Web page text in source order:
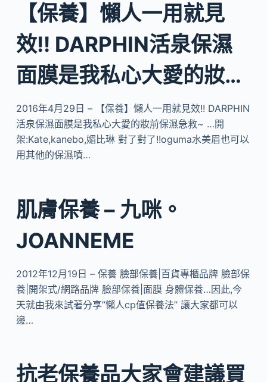
【保養】懶人一用就見
效!! DARPHIN活泉保濕
面膜是我私心大愛的妝…
2016年4月29日 – 【保養】懶人一用就見效!! DARPHIN
活泉保濕面膜是我私心大愛的妝前保濕急救~ …開
架:Kate,kanebo,媚比琳 對了對了!!oguma水美眉也可以
用其他的保濕噴…
肌膚保養 – 九咪。
JOANNEME
2012年12月19日 – 保養 臉部保養|百貨專櫃品牌 臉部保
養|開架式/網路品牌 臉部保養|面膜 身體保養…因此,今
天就由我來試著分享’’懶人cp值保養法’’ 讓大家都可以
邊…
抗老保養品大家會建議買